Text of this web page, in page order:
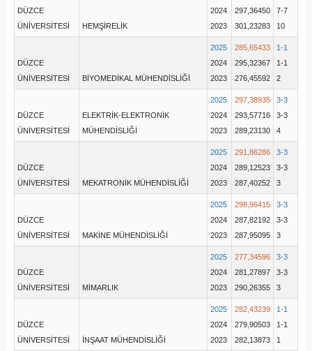
DÜZCE
ÜNİVERSİTESİ
HEMŞİRELİK
2024
2023
297,36450
301,23283
7-7
10
DÜZCE
ÜNİVERSİTESİ
BİYOMEDİKAL MÜHENDİSLİĞİ
2025
2024
2023
285,65433
295,32367
276,45592
1-1
1-1
2
DÜZCE
ÜNİVERSİTESİ
ELEKTRİK-ELEKTRONİK
MÜHENDİSLİĞİ
2025
2024
2023
297,38935
293,57716
289,23130
3-3
3-3
4
DÜZCE
ÜNİVERSİTESİ
MEKATRONİK MÜHENDİSLİĞİ
2025
2024
2023
291,86286
289,12523
287,40252
3-3
3-3
3
DÜZCE
ÜNİVERSİTESİ
MAKİNE MÜHENDİSLİĞİ
2025
2024
2023
298,96415
287,82192
287,95095
3-3
3-3
3
DÜZCE
ÜNİVERSİTESİ
MİMARLIK
2025
2024
2023
277,34596
281,27897
290,26355
3-3
3-3
3
DÜZCE
ÜNİVERSİTESİ
İNŞAAT MÜHENDİSLİĞİ
2025
2024
2023
282,43239
279,90503
282,13873
1-1
1-1
1